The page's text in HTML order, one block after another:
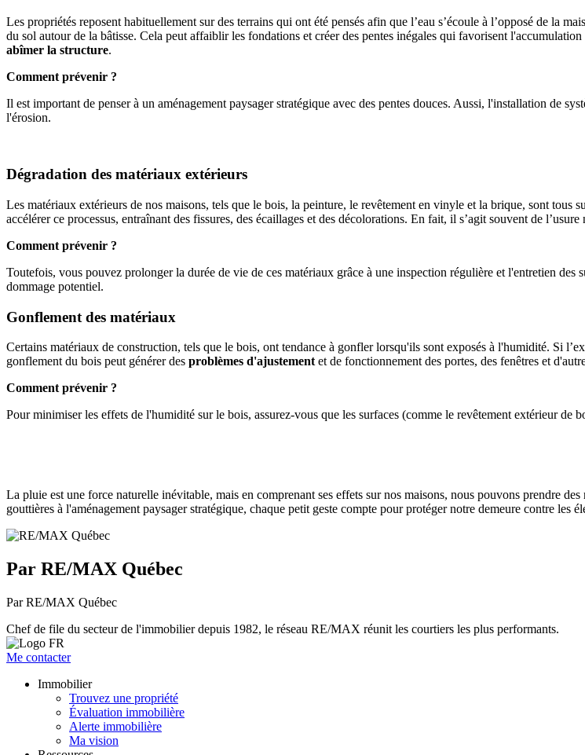
Les propriétés reposent habituellement sur des terrains qui ont été pensés afin que l’eau s’écoule à l’opposé de la
du sol autour de la bâtisse. Cela peut affaiblir les fondations et créer des pentes inégales qui favorisent
abîmer la structure.
Comment prévenir ?
Il est important de penser à un aménagement paysager stratégique avec des pentes douces. Aussi, l'installation de
l'érosion.
Dégradation des matériaux extérieurs
Les matériaux extérieurs de nos maisons, tels que le bois, la peinture, le revêtement en vinyle et la brique, sont tous
accélérer ce processus, entraînant des fissures, des écaillages et des décolorations. En fait, il s’agit souvent de
Comment prévenir ?
Toutefois, vous pouvez prolonger la durée de vie de ces matériaux grâce à une inspection régulière et l'entretien
dommage potentiel.
Gonflement des matériaux
Certains matériaux de construction, tels que le bois, ont tendance à gonfler lorsqu'ils sont exposés à l'humidité. Si
gonflement du bois peut générer des problèmes d'ajustement et de fonctionnement des portes, des fenêtres et
Comment prévenir ?
Pour minimiser les effets de l'humidité sur le bois, assurez-vous que les surfaces (comme le revêtement extérieur de
La pluie est une force naturelle inévitable, mais en comprenant ses effets sur nos maisons, nous pouvons prendre
gouttières à l'aménagement paysager stratégique, chaque petit geste compte pour protéger notre demeure contre les
Par RE/MAX Québec
Par RE/MAX Québec
Chef de file du secteur de l'immobilier depuis 1982, le réseau RE/MAX réunit les courtiers les plus performants.
Me contacter
Immobilier
Trouvez une propriété
Évaluation immobilière
Alerte immobilière
Ma vision